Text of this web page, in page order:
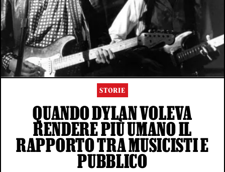
STORIE
QUANDO DYLAN VOLEVA
RENDERE PIÙ UMANO IL
RAPPORTO TRA MUSICISTI E
PUBBLICO